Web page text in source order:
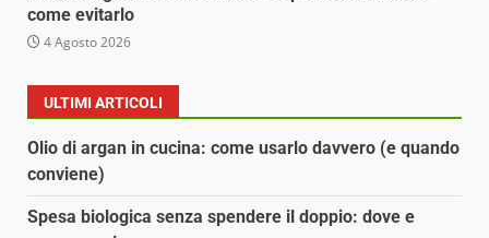
come evitarlo
4 Agosto 2026
ULTIMI ARTICOLI
Olio di argan in cucina: come usarlo davvero (e quando
conviene)
Spesa biologica senza spendere il doppio: dove e